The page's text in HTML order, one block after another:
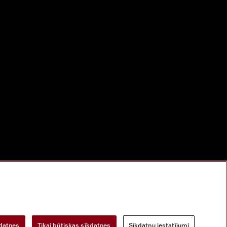
Tikai būtiskas sīkdatnes Sīkdatņu iestatījumi